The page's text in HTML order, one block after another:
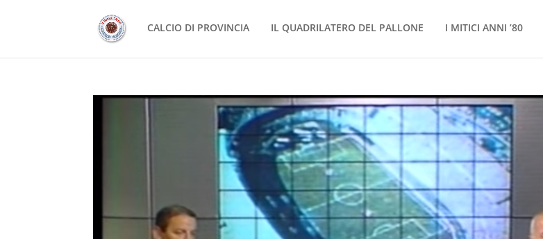
CALCIO DI PROVINCIA IL QUADRILATERO DEL PALLONE I MITICI ANNI ’80